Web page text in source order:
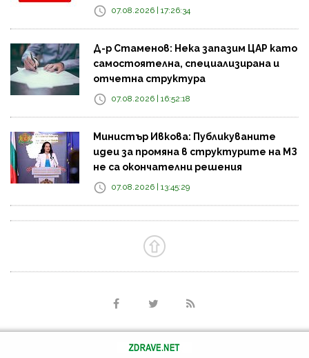
07.08.2026 | 17:26:34
Д-р Стаменов: Нека запазим ЦАР като
самостоятелна, специализирана и
отчетна структура
07.08.2026 | 16:52:18
Министър Ивкова: Публикуваните
идеи за промяна в структурите на МЗ
не са окончателни решения
07.08.2026 | 13:45:29